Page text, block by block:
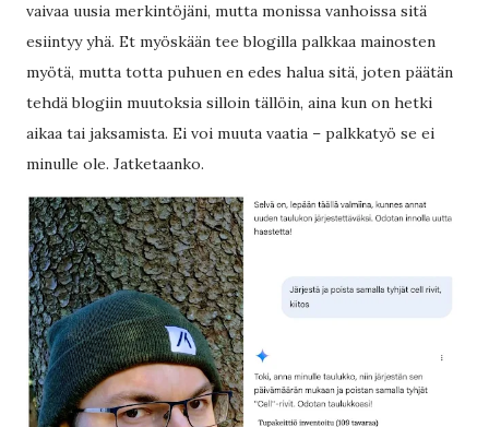
vaivaa uusia merkintöjäni, mutta monissa vanhoissa sitä
esiintyy yhä. Et myöskään tee blogilla palkkaa mainosten
myötä, mutta totta puhuen en edes halua sitä, joten päätän
tehdä blogiin muutoksia silloin tällöin, aina kun on hetki
aikaa tai jaksamista. Ei voi muuta vaatia – palkkatyö se ei
minulle ole. Jatketaanko.